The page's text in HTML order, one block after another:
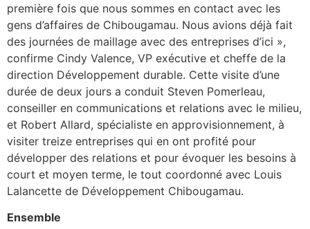
première fois que nous sommes en contact avec les
gens d’affaires de Chibougamau. Nous avions déjà fait
des journées de maillage avec des entreprises d’ici »,
confirme Cindy Valence, VP exécutive et cheffe de la
direction Développement durable. Cette visite d’une
durée de deux jours a conduit Steven Pomerleau,
conseiller en communications et relations avec le milieu,
et Robert Allard, spécialiste en approvisionnement, à
visiter treize entreprises qui en ont profité pour
développer des relations et pour évoquer les besoins à
court et moyen terme, le tout coordonné avec Louis
Lalancette de Développement Chibougamau.
Ensemble